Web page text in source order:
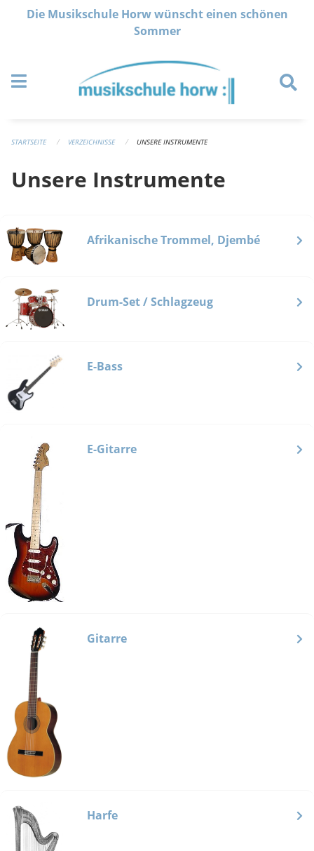
Navigation überspringen
Die Musikschule Horw wünscht einen schönen
Sommer
STARTSEITE VERZEICHNISSE UNSERE INSTRUMENTE
Unsere Instrumente
Afrikanische Trommel, Djembé
Drum-Set / Schlagzeug
E-Bass
E-Gitarre
Gitarre
Harfe